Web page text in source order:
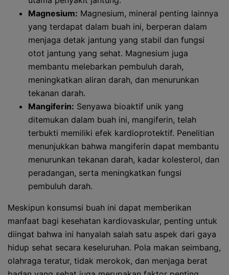
Magnesium: Magnesium, mineral penting lainnya
yang terdapat dalam buah ini, berperan dalam
menjaga detak jantung yang stabil dan fungsi
otot jantung yang sehat. Magnesium juga
membantu melebarkan pembuluh darah,
meningkatkan aliran darah, dan menurunkan
tekanan darah.
Mangiferin: Senyawa bioaktif unik yang
ditemukan dalam buah ini, mangiferin, telah
terbukti memiliki efek kardioprotektif. Penelitian
menunjukkan bahwa mangiferin dapat membantu
menurunkan tekanan darah, kadar kolesterol, dan
peradangan, serta meningkatkan fungsi
pembuluh darah.
Meskipun konsumsi buah ini dapat memberikan
manfaat bagi kesehatan kardiovaskular, penting untuk
diingat bahwa ini hanyalah salah satu aspek dari gaya
hidup sehat secara keseluruhan. Pola makan seimbang,
olahraga teratur, tidak merokok, dan menjaga berat